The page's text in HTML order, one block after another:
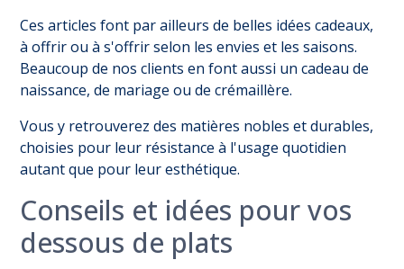
Ces articles font par ailleurs de belles idées cadeaux,
à offrir ou à s'offrir selon les envies et les saisons.
Beaucoup de nos clients en font aussi un cadeau de
naissance, de mariage ou de crémaillère.
Vous y retrouverez des matières nobles et durables,
choisies pour leur résistance à l'usage quotidien
autant que pour leur esthétique.
Conseils et idées pour vos
dessous de plats